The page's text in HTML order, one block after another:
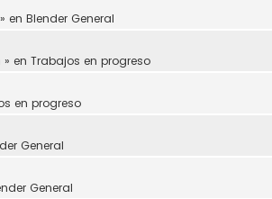
en Blender General
» en Trabajos en progreso
en progreso
General
General